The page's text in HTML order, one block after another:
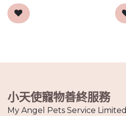
小天使寵物善終服務
My Angel Pets Service Limited